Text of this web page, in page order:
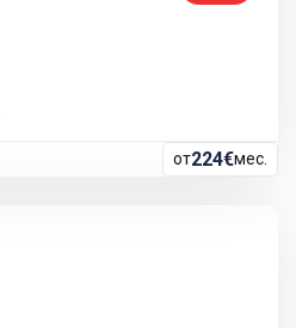
от224€мес.